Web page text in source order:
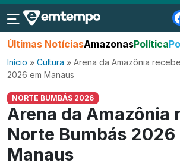
Últimas NotíciasAmazonasPolítica
Início » Cultura » Arena da Amazônia
2026 em Manaus
NORTE BUMBÁS 2026
Arena da Amazônia
Norte Bumbás 2026
Manaus